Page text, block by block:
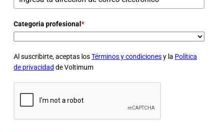
Categoria profesional *
Al suscribirte, aceptas losTérminos y condicionesy la Política
de privacidad de Voltimum